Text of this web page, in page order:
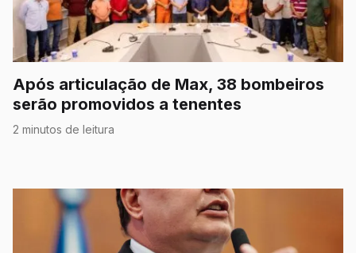
Após articulação de Max, 38 bombeiros
serão promovidos a tenentes
2 minutos de leitura